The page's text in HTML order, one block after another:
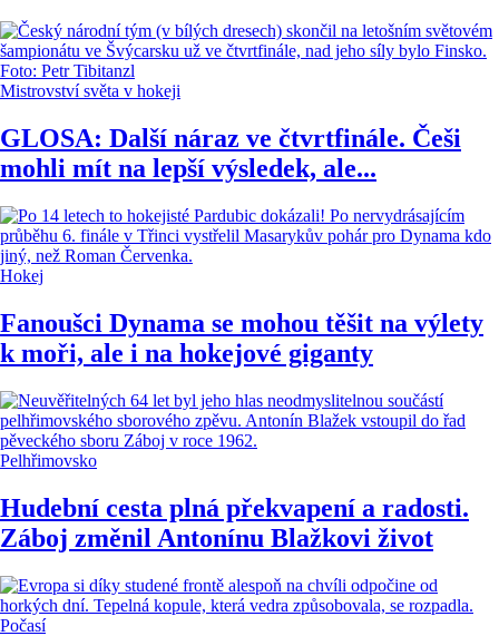
Mistrovství světa v hokeji
GLOSA: Další náraz ve čtvrtfinále. Češi
mohli mít na lepší výsledek, ale...
Hokej
Fanoušci Dynama se mohou těšit na výlety
k moři, ale i na hokejové giganty
Pelhřimovsko
Hudební cesta plná překvapení a radosti.
Záboj změnil Antonínu Blažkovi život
Počasí